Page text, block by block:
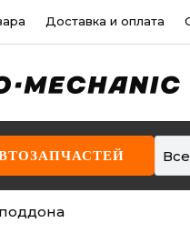
Доставка и оплата